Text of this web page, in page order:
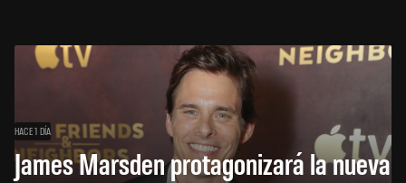
HACE 1 DÍA
James Marsden protagonizará la nueva